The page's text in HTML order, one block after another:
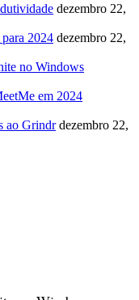
dezembro 22,
2024 dezembro 22,
no Windows
em 2024
ao Grindr dezembro 22,